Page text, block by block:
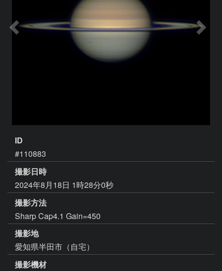
ID
#110883
撮影日時
2024年8月18日 1時28分0秒
撮影方法
Sharp Cap4.1 Gain=450
撮影地
愛知県半田市（自宅）
撮影機材